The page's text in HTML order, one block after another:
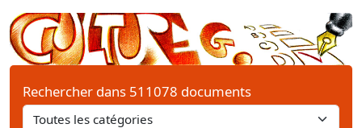
Rechercher dans 511078 documents